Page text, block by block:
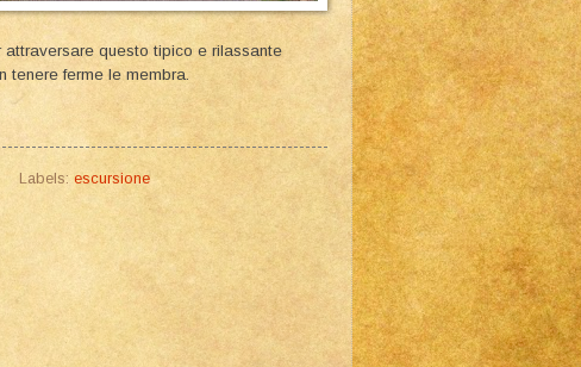
questo tipico e rilassante
ferme le membra.
Labels: escursione